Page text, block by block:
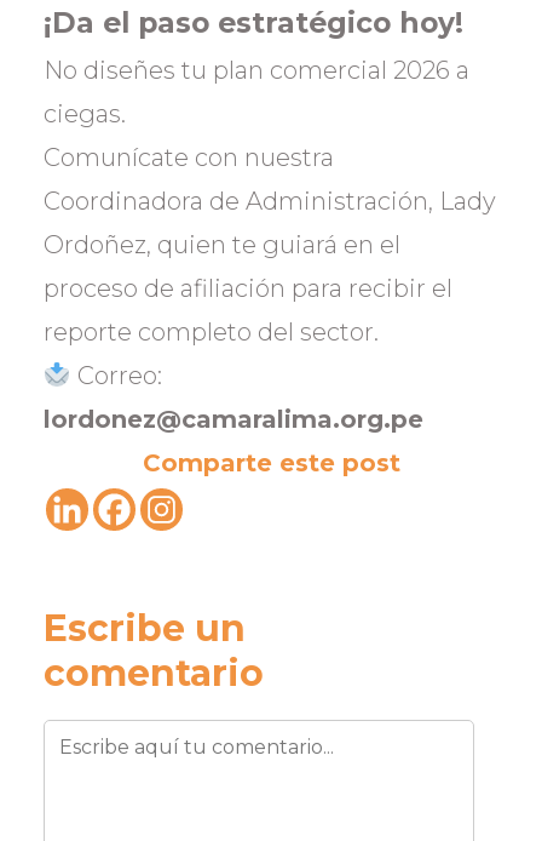
¡Da el paso estratégico hoy!
No diseñes tu plan comercial 2026 a
ciegas.
Comunícate con nuestra
Coordinadora de Administración, Lady
Ordoñez, quien te guiará en el
proceso de afiliación para recibir el
reporte completo del sector.
Correo:
lordonez@camaralima.org.pe
Comparte este post
Escribe un
comentario